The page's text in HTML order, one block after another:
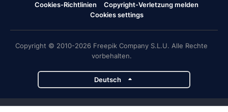
Cookies-Richtlinien
Copyright-Verletzung melden
Cookies settings
Copyright © 2010-2026 Freepik Company S.L.U. Alle Rechte
vorbehalten.
Deutsch